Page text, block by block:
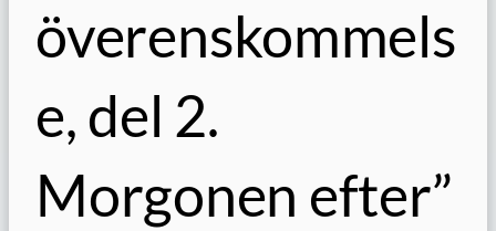
överenskommels
e, del 2.
Morgonen efter”